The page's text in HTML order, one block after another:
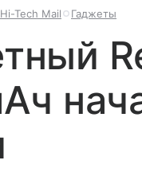
Hi-Tech Mail Гаджеты